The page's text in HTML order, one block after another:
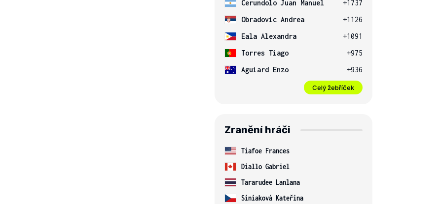
Cerundolo Juan Manuel
+1737
Obradovic Andrea
+1126
Eala Alexandra
+1091
Torres Tiago
+975
Aguiard Enzo
+936
Celý žebříček
Zranění hráči
Tiafoe Frances
Diallo Gabriel
Tararudee Lanlana
Siniaková Kateřina